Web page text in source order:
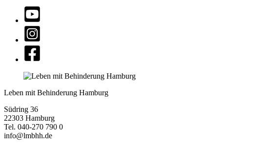
Leben mit Behinderung Hamburg
Südring 36
22303 Hamburg
Tel. 040-270 790 0
info@lmbhh.de